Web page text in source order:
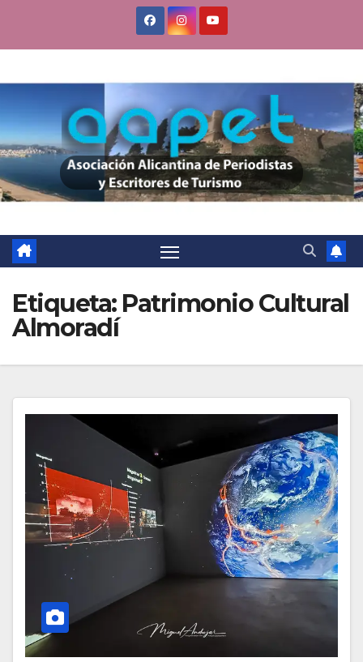
Etiqueta: Patrimonio Cultural
Almoradí